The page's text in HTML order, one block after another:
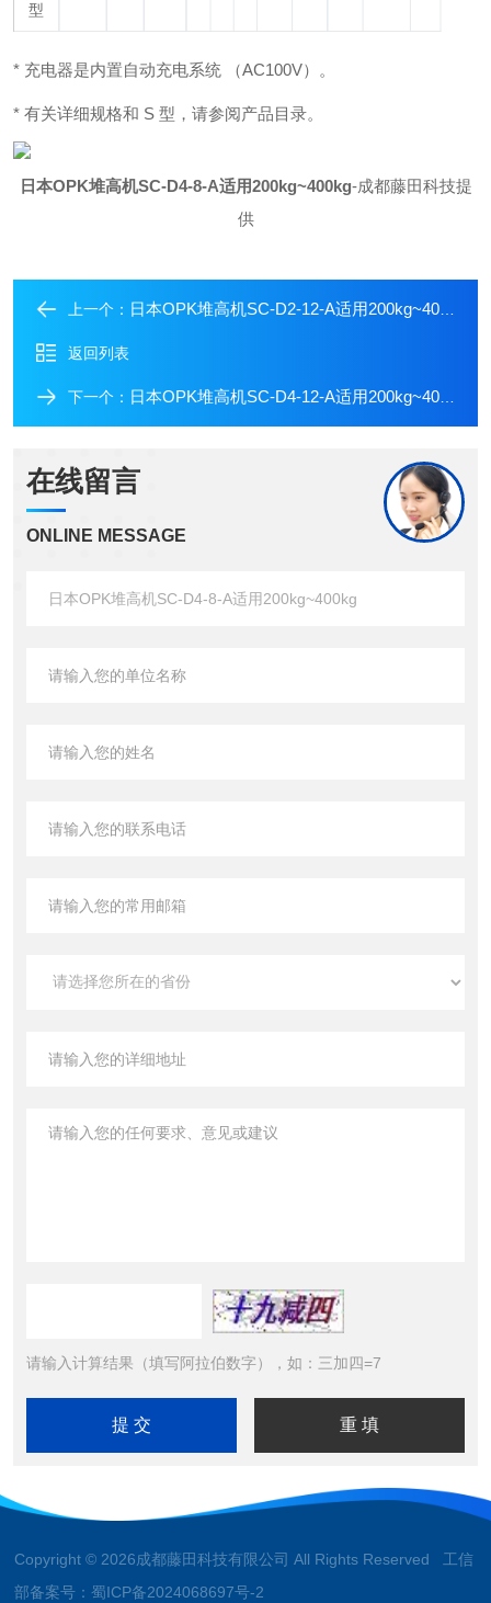
型
* 充电器是内置自动充电系统 （AC100V）。
* 有关详细规格和 S 型，请参阅产品目录。
日本OPK堆高机SC-D4-8-A适用200kg~400kg-成都藤田科技提
供
上一个： 日本OPK堆高机SC-D2-12-A适用200kg~400kg
返回列表
下一个： 日本OPK堆高机SC-D4-12-A适用200kg~400kg
在线留言
ONLINE MESSAGE
请输入计算结果（填写阿拉伯数字），如：三加四=7
Copyright © 2026成都藤田科技有限公司 All Rights Reserved 工信
部备案号：蜀ICP备2024068697号-2